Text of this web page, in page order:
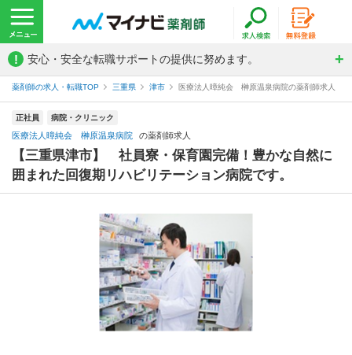
! 安心・安全な転職サポートの提供に努めます。
薬剤師の求人・転職TOP 三重県 津市 医療法人暲純会 榊原温泉病院の薬剤師求人
正社員 病院・クリニック
医療法人暲純会 榊原温泉病院 の薬剤師求人
【三重県津市】 社員寮・保育園完備！豊かな自然に
囲まれた回復期リハビリテーション病院です。